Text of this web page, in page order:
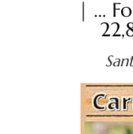
| ...